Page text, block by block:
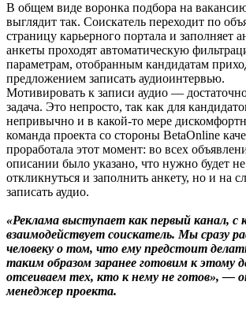
В общем виде воронка подбора на
выглядит так. Соискатель переходит по
страницу карьерного портала и заполняет
анкеты проходят автоматическую
параметрам, отобранным кандидатам
предложением записать аудиоинтервью.
Мотивировать к записи аудио —
задача. Это непросто, так как для
непривычно и в какой-то мере
команда проекта со стороны BetaOnline
проработала этот момент: во всех
описании было указано, что нужно будет не
откликнуться и заполнить анкету, но и на
записать аудио.
«Реклама выступает как первый канал, с
взаимодействует соискатель. Мы сразу
человеку о том, что ему предстоит
таким образом заранее готовим к этому
отсеиваем тех, кто к нему не готов», —
менеджер проекта.